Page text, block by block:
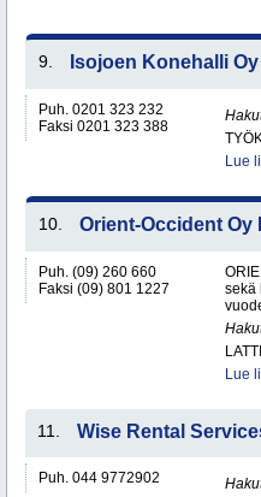
9. Isojoen Konehalli Oy
Puh. 0201 323 232
Faksi 0201 323 388
Lue
10. Orient-Occident Oy
Puh. (09) 260 660
Faksi (09) 801 1227
sekä
Lue
11. Wise Rental
Puh. 044 9772902